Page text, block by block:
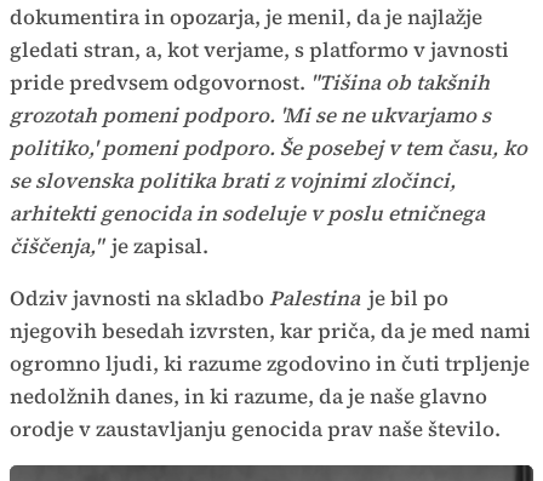
dokumentira in opozarja, je menil, da je najlažje
gledati stran, a, kot verjame, s platformo v javnosti
pride predvsem odgovornost. "Tišina ob takšnih
grozotah pomeni podporo. 'Mi se ne ukvarjamo s
politiko,' pomeni podporo. Še posebej v tem času, ko
se slovenska politika brati z vojnimi zločinci,
arhitekti genocida in sodeluje v poslu etničnega
čiščenja," je zapisal.
Odziv javnosti na skladboPalestina je bil po
njegovih besedah izvrsten, kar priča, da je med nami
ogromno ljudi, ki razume zgodovino in čuti trpljenje
nedolžnih danes, in ki razume, da je naše glavno
orodje v zaustavljanju genocida prav naše število.